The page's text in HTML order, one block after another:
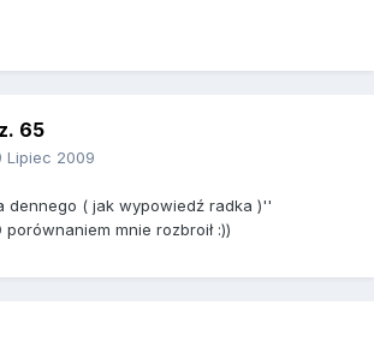
65
Lipiec 2009
dennego ( jak wypowiedź radka )''
porównaniem mnie rozbroił :))